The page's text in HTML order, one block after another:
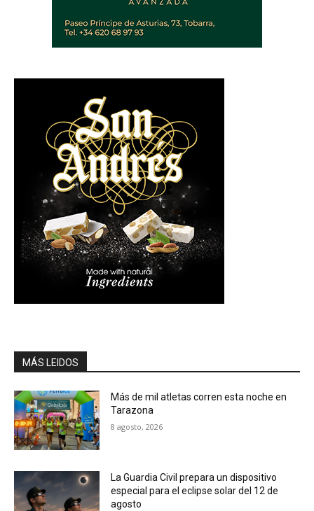
MÁS LEIDOS
Más de mil atletas corren esta noche en
Tarazona
8 agosto, 2026
La Guardia Civil prepara un dispositivo
especial para el eclipse solar del 12 de
agosto